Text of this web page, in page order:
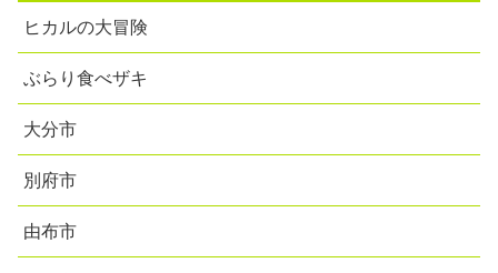
ヒカルの大冒険
ぶらり食べザキ
大分市
別府市
由布市